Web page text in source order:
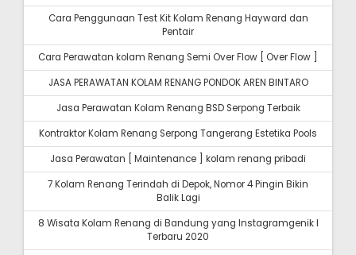
Cara Penggunaan Test Kit Kolam Renang Hayward dan
Pentair
Cara Perawatan kolam Renang Semi Over Flow [ Over Flow ]
JASA PERAWATAN KOLAM RENANG PONDOK AREN BINTARO
Jasa Perawatan Kolam Renang BSD Serpong Terbaik
Kontraktor Kolam Renang Serpong Tangerang Estetika Pools
Jasa Perawatan [ Maintenance ] kolam renang pribadi
7 Kolam Renang Terindah di Depok, Nomor 4 Pingin Bikin
Balik Lagi
8 Wisata Kolam Renang di Bandung yang Instagramgenik I
Terbaru 2020